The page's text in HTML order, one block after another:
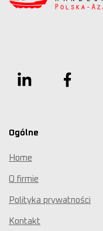
Ogólne
Home
O firmie
Polityka prywatności
Kontakt